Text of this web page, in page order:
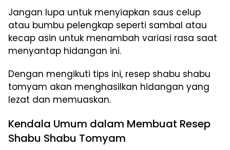
Jangan lupa untuk menyiapkan saus celup
atau bumbu pelengkap seperti sambal atau
kecap asin untuk menambah variasi rasa saat
menyantap hidangan ini.
Dengan mengikuti tips ini, resep shabu shabu
tomyam akan menghasilkan hidangan yang
lezat dan memuaskan.
Kendala Umum dalam Membuat Resep
Shabu Shabu Tomyam